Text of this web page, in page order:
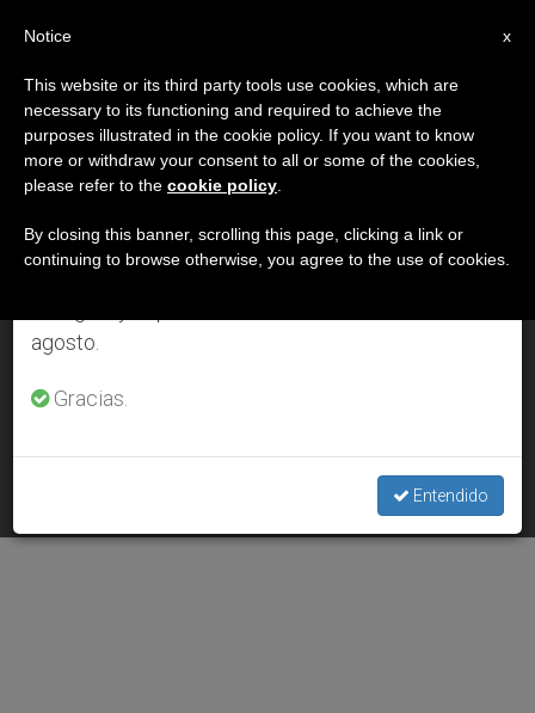
DÍA
Agosto 21st, 2015
ÚLTIMAS NOTICIAS
El P. Juan Pablo Catoggio es elegido nuevo superior general
AUG 21, 2015 18:00
×
Aviso importante
Del 27 de julio al 7 de agosto haremos la pausa
anual, aprovechando que en el periodo de verano
se generan menos informaciones y también el
agosto.
Gracias.
Entendido
x
Notice
This website or its third party tools use cookies, which are
necessary to its functioning and required to achieve the
purposes illustrated in the cookie policy. If you want to know
more or withdraw your consent to all or some of the cookies,
please refer to the cookie policy
By closing this banner, scrolling this page, clicking a link or
continuing to browse otherwise, you agree to the use of cookies.